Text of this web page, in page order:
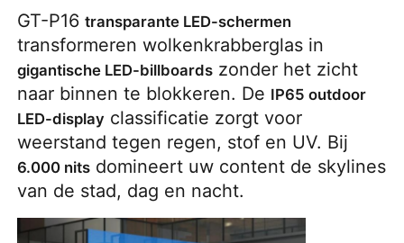
GT-P16 transparante LED-schermen
gigantische LED-billboards zonder het zicht
naar binnen te blokkeren. De IP65 outdoor
LED-display classificatie zorgt voor
6.000 nits domineert uw content de skylines
van de stad, dag en nacht.